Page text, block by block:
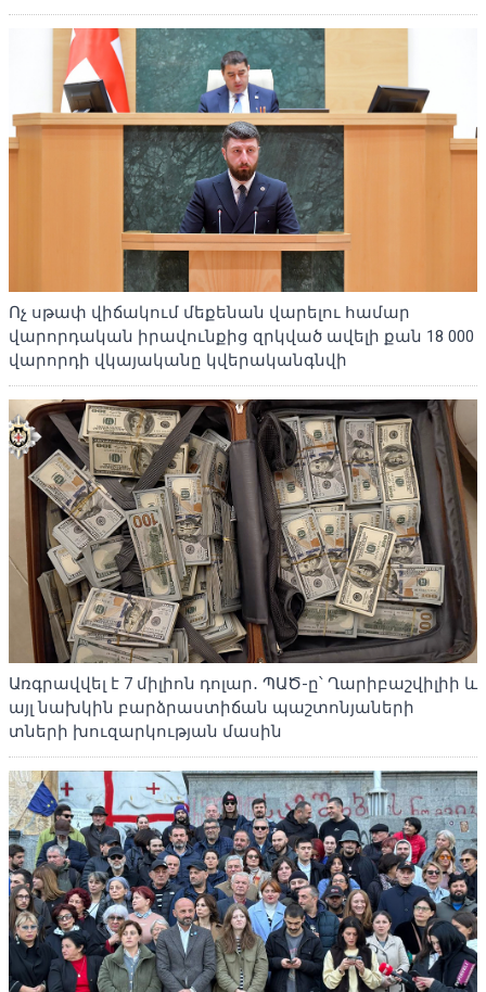
Ոչ սթափ վիճակում մեքենան վարելու համար
վարորդական իրավունքից զրկված ավելի քան 18 000
վարորդի վկայականը կվերականգնվի
Առգրավվել է 7 միլիոն դոլար․ ՊԱԾ-ը՝ Ղարիբաշվիլիի և
այլ նախկին բարձրաստիճան պաշտոնյաների
տների խուզարկության մասին